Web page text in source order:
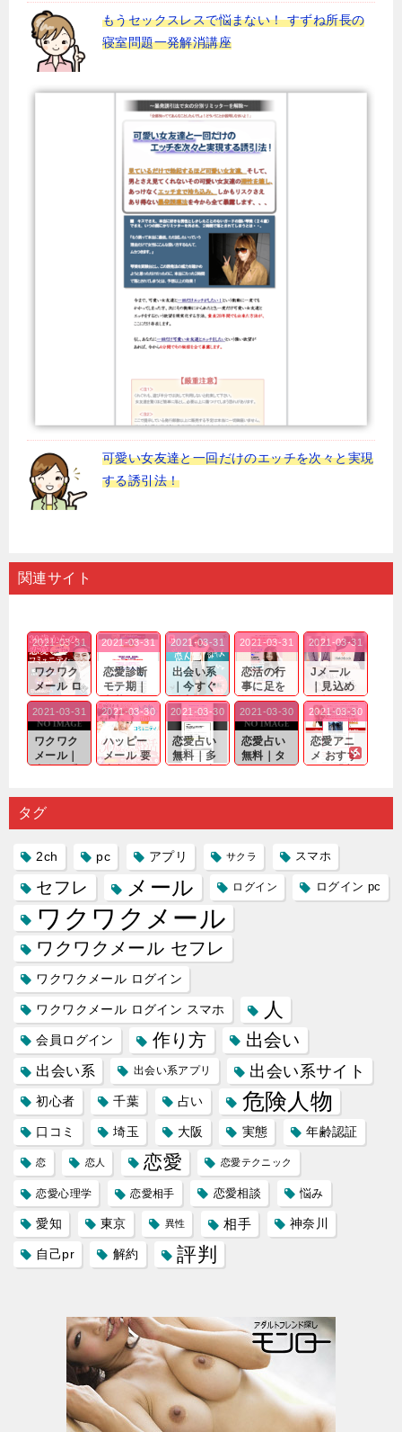
もうセックスレスで悩まない！ すずね所長の
寝室問題一発解消講座
可愛い女友達と一回だけのエッチを次々と実現
する誘引法！
関連サイト
ワクワク
メール ロ
グイン pc
｜心の底
から真
剣...
2021-03-31
恋愛診断
モテ期｜
老若男女
問わ
ず…。
2021-03-31
出会い系
｜今すぐ
仲良くな
れる相手
探しをし
たいと...
2021-03-31
恋活の行
事に足を
運んでも
出会いの
チャンス
が訪れ...
2021-03-31
Jメール
｜見込め
る効果が
確実なも
のであっ
ても…...
2021-03-31
ワクワク
メール｜
出会い系
り会った
人に軽...
2021-03-31
ハッピー
メール 要
注意人物
するので
2021-03-30
恋愛占い
無料｜多
数ある出
プリの内
2021-03-30
恋愛占い
無料｜タ
ーゲット
る人に恋
2021-03-30
恋愛アニ
メ おすす
め｜「心
雑で素人
2021-03-30
タグ
2ch pc アプリ サクラ スマホ
セフレ メール ログイン ログイン pc
ワクワクメール
ワクワクメール セフレ
ワクワクメール ログイン
ワクワクメール ログイン スマホ 人
会員ログイン 作り方 出会い
出会い系 出会い系アプリ 出会い系サイト
初心者 千葉 占い 危険人物
口コミ 埼玉 大阪 実態 年齢認証
恋 恋人 恋愛 恋愛テクニック
恋愛心理学 恋愛相手 恋愛相談 悩み
愛知 東京 異性 相手 神奈川
自己pr 解約 評判